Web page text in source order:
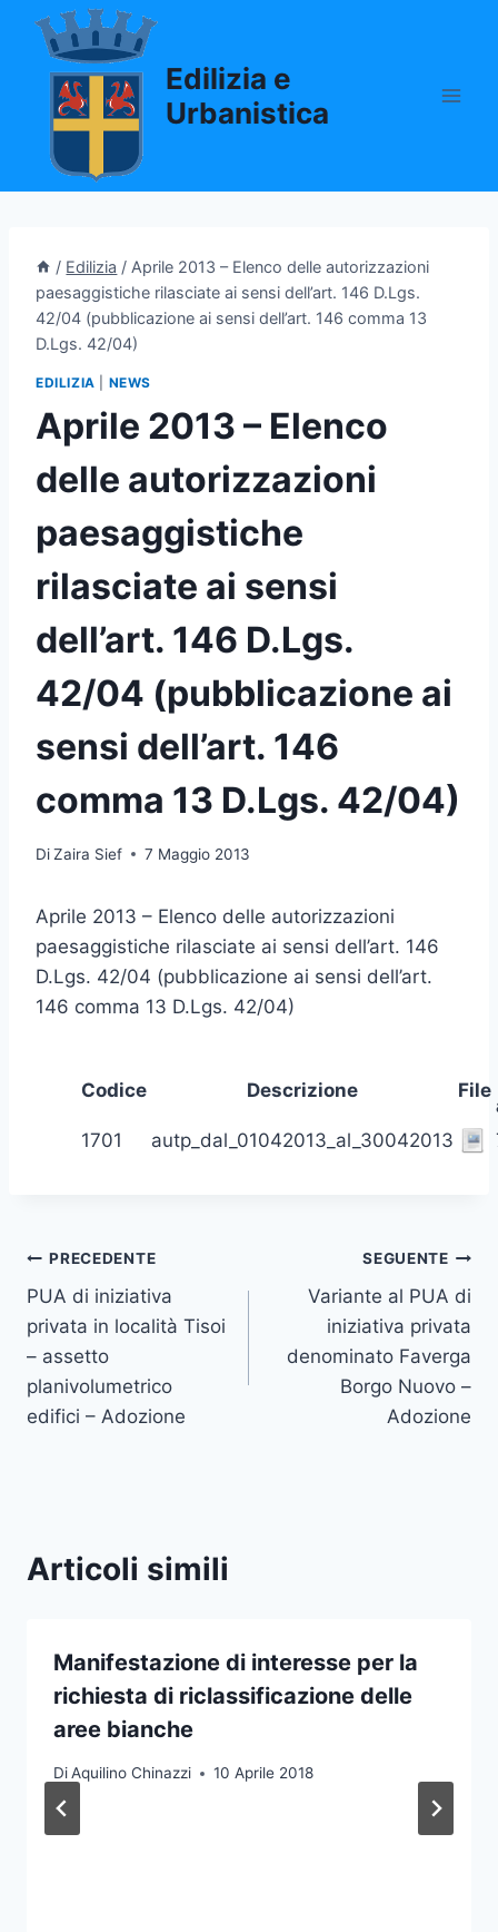
Salta
contenuto
Edilizia e
Urbanistica
/ Edilizia / Aprile 2013 – Elenco delle autorizzazioni
paesaggistiche rilasciate ai sensi dell’art. 146 D.Lgs.
42/04 (pubblicazione ai sensi dell’art. 146 comma 13
D.Lgs. 42/04)
EDILIZIA NEWS
Aprile 2013 – Elenco
delle autorizzazioni
paesaggistiche
rilasciate ai sensi
dell’art. 146 D.Lgs.
42/04 (pubblicazione ai
sensi dell’art. 146
comma 13 D.Lgs. 42/04)
DiZaira Sief 7 Maggio 2013
Aprile 2013 – Elenco delle autorizzazioni
paesaggistiche rilasciate ai sensi dell’art. 146
D.Lgs. 42/04 (pubblicazione ai sensi dell’art.
146 comma 13 D.Lgs. 42/04)
Codice Descrizione File
1701
autp_dal_01042013_al_30042013
Navigazione
articoli
PRECEDENTE
PUA di iniziativa
privata in località Tisoi
– assetto
planivolumetrico
edifici – Adozione
SEGUENTE
Variante al PUA di
iniziativa privata
denominato Faverga
Borgo Nuovo –
Adozione
Articoli simili
Manifestazione di interesse per la
richiesta di riclassificazione delle
aree bianche
DiAquilino Chinazzi 10 Aprile 2018